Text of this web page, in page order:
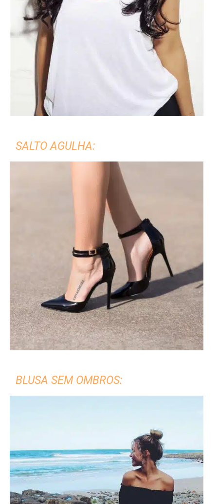
SALTO AGULHA:
BLUSA SEM OMBROS: